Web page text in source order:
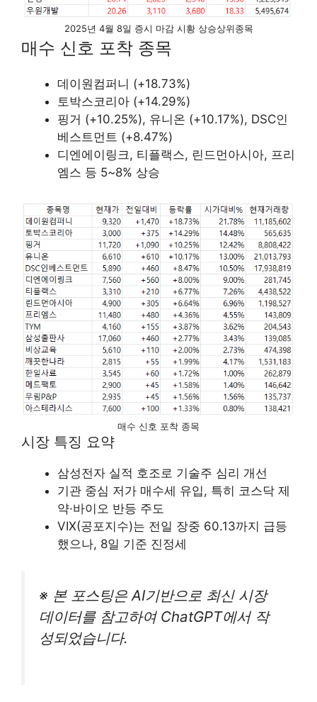
2025년 4월 8일 증시 마감 시황 상승상위종목
매수 신호 포착 종목
데이원컴퍼니 (+18.73%)
토박스코리아 (+14.29%)
핑거 (+10.25%), 유니온 (+10.17%), DSC인
베스트먼트 (+8.47%)
디엔에이링크, 티플랙스, 린드먼아시아, 프리
엠스 등 5~8% 상승
매수 신호 포착 종목
시장 특징 요약
삼성전자 실적 호조로 기술주 심리 개선
기관 중심 저가 매수세 유입, 특히 코스닥 제
약·바이오 반등 주도
VIX(공포지수)는 전일 장중 60.13까지 급등
했으나, 8일 기준 진정세
※ 본 포스팅은 AI기반으로 최신 시장
데이터를 참고하여 ChatGPT에서 작
성되었습니다.